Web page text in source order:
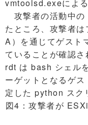
vmtoolsd.exeによ
攻撃者の活動中の
たところ、攻撃者
A）を通じてゲスト
ていることが確認
rdt は bash シェル
ーゲットとなるゲ
定した python スク
図4：攻撃者が